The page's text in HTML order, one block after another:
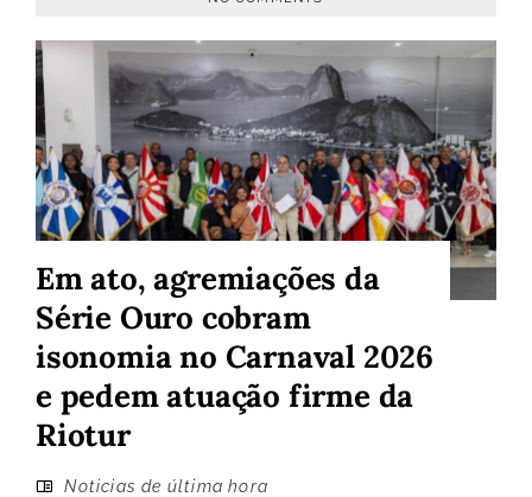
Em ato, agremiações da
Série Ouro cobram
isonomia no Carnaval 2026
e pedem atuação firme da
Riotur
Noticias de última hora